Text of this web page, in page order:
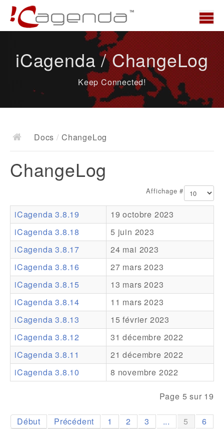
News
Docs
Documentation
Ressources
Addons
Theme Packs
Translation Packs
Support
Forum
Support Pro
iCagenda / ChangeLog
Keep Connected!
Docs / ChangeLog
ChangeLog
Affichage #
iCagenda 3.8.19
19 octobre 2023
iCagenda 3.8.18
5 juin 2023
iCagenda 3.8.17
24 mai 2023
iCagenda 3.8.16
27 mars 2023
iCagenda 3.8.15
13 mars 2023
iCagenda 3.8.14
11 mars 2023
iCagenda 3.8.13
15 février 2023
iCagenda 3.8.12
31 décembre 2022
iCagenda 3.8.11
21 décembre 2022
iCagenda 3.8.10
8 novembre 2022
Page 5 sur 19
Début Précédent 1 2 3 ... 5
6